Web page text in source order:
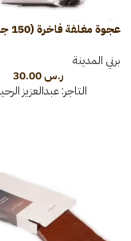
عجوة مغلفة فاخرة (150 جرام)
برني المدينة
ر.س30.00
التاجر:عبدالعزيز